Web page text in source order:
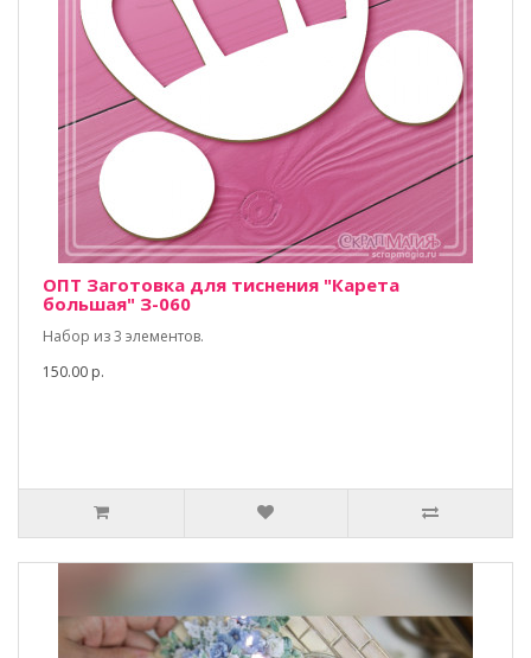
ОПТ Заготовка для тиснения "Карета
большая" З-060
Набор из 3 элементов.
150.00 р.